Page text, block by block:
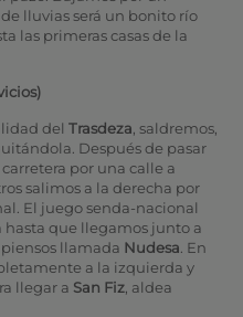
lluvias será un bonito río
las primeras casas de la
del Trasdeza , saldremos,
Después de pasar
por una calle a
salimos a la derecha por
El juego senda-nacional
que llegamos junto a
llamada Nudesa . En
a la izquierda y
llegar a San Fiz, aldea